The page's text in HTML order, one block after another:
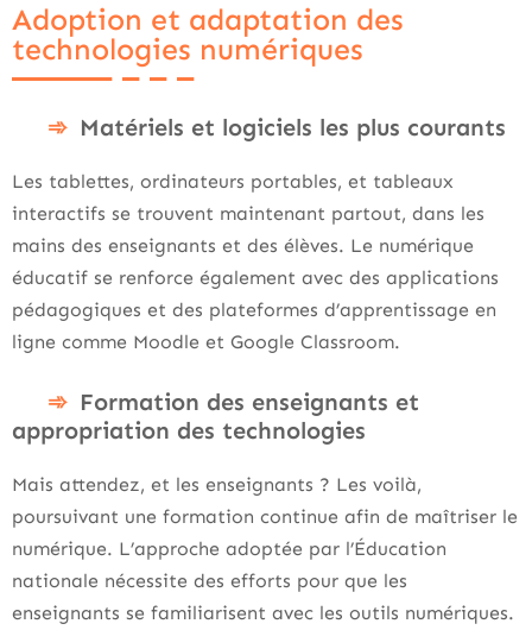
Adoption et adaptation des
technologies numériques
Matériels et logiciels les plus courants
Les tablettes, ordinateurs portables, et tableaux
interactifs se trouvent maintenant partout, dans les
mains des enseignants et des élèves. Le numérique
éducatif se renforce également avec des applications
pédagogiques et des plateformes d’apprentissage en
ligne comme Moodle et Google Classroom.
Formation des enseignants et
appropriation des technologies
Mais attendez, et les enseignants ? Les voilà,
poursuivant une formation continue afin de maîtriser le
numérique. L’approche adoptée par l’Éducation
nationale nécessite des efforts pour que les
enseignants se familiarisent avec les outils numériques.